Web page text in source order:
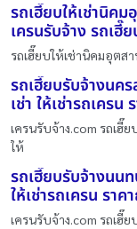
รถเฮี๊ยบให้เช่านิค
เครนรับจ้าง รถเฮี๊
รถเฮี๊ยบให้เช่านิคมอุตส
รถเฮี๊ยบรับจ้างนค
เช่า ให้เช่ารถเครน
เครนรับจ้าง.com รถเฮี๊
ให้
รถเฮี๊ยบรับจ้างนนท
ให้เช่ารถเครน ราค
เครนรับจ้าง.com รถเฮี๊